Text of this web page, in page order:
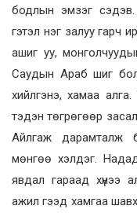
бодлын эмзэг сэдэв.
гэтэл нэг залуу гарч
ашиг уу,
Саудын Араб шиг бол
хийлгэнэ, хамаа
тэдэн төгрөгөөр засал
Айлгаж дарамталж
мөнгөө хэлдэг.
явдал гараад хүнээ
ажил гээд хамгаа